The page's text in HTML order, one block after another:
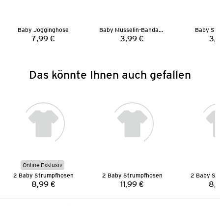
Baby Jogginghose
Preis:
7,99 €
Baby Musselin-Bandana
Preis:
3,99 €
Baby
Das könnte Ihnen auch gefallen
Online Exklusiv
2 Baby Strumpfhosen
Preis:
8,99 €
2 Baby Strumpfhosen
Preis:
11,99 €
2 Baby